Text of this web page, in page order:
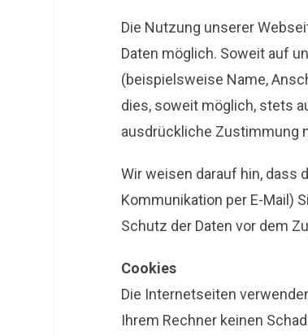
Die Nutzung unserer
Daten möglich. Soweit auf
(beispielsweise Name,
dies, soweit möglich, stets
ausdrückliche Zustimmung
Wir weisen darauf hin, dass
Kommunikation per E-Mail)
Schutz der Daten vor dem
Cookies
Die Internetseiten
Ihrem Rechner keinen